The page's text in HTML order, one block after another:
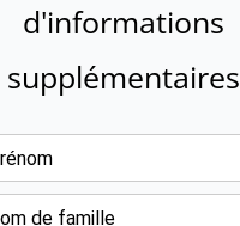
d'informations
supplémentaires